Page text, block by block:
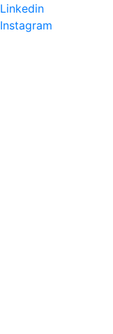
Linkedin
Instagram